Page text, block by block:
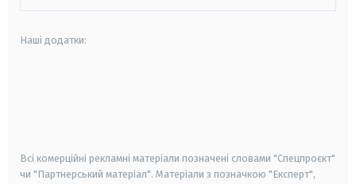
Наші додатки:
Всі комерційні рекламні матеріали позначені словами "Спецпроєкт"
чи "Партнерський матеріал". Матеріали з позначкою "Експерт",